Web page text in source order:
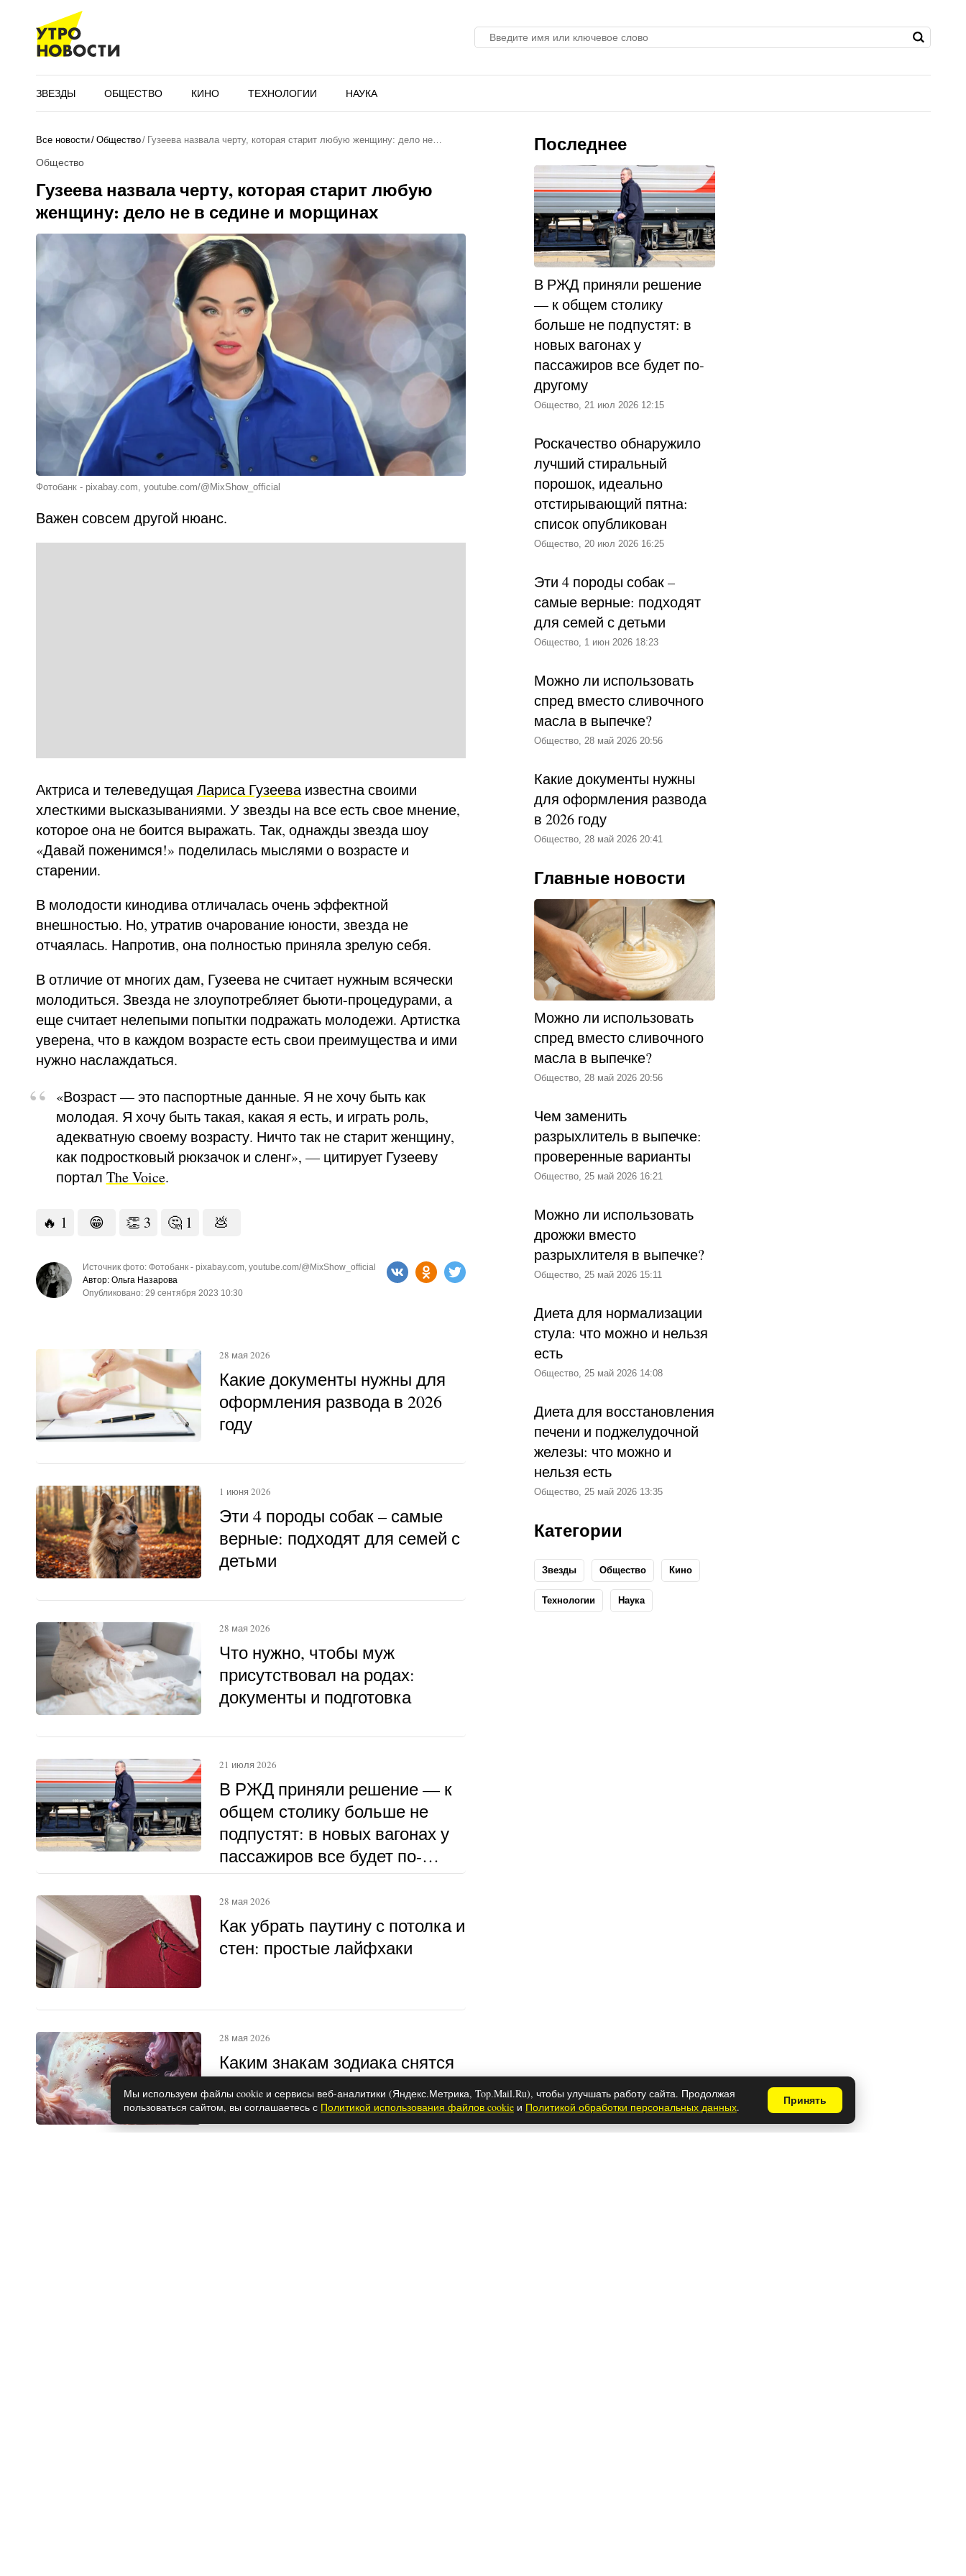
ЗВЕЗДЫ ОБЩЕСТВО КИНО ТЕХНОЛОГИИ НАУКА
Все новости Общество Гузеева назвала черту, которая старит любую женщину: дело не…
Общество
Гузеева назвала черту, которая старит любую
женщину: дело не в седине и морщинах
Фотобанк - pixabay.com, youtube.com/@MixShow_official
Важен совсем другой нюанс.
Актриса и телеведущая Лариса Гузееваизвестна своими
хлесткими высказываниями. У звезды на все есть свое мнение,
которое она не боится выражать. Так, однажды звезда шоу
«Давай поженимся!» поделилась мыслями о возрасте и
старении.
В молодости кинодива отличалась очень эффектной
внешностью. Но, утратив очарование юности, звезда не
отчаялась. Напротив, она полностью приняла зрелую себя.
В отличие от многих дам, Гузеева не считает нужным всячески
молодиться. Звезда не злоупотребляет бьюти-процедурами, а
еще считает нелепыми попытки подражать молодежи. Артистка
уверена, что в каждом возрасте есть свои преимущества и ими
нужно наслаждаться.
«Возраст — это паспортные данные. Я не хочу быть как
молодая. Я хочу быть такая, какая я есть, и играть роль,
адекватную своему возрасту. Ничто так не старит женщину,
как подростковый рюкзачок и сленг», — цитирует Гузееву
портал The Voice.
🔥 1 😁 👏 3 🤔 1 💩
Источник фото: Фотобанк - pixabay.com, youtube.com/@MixShow_official
Автор: Ольга Назарова
Опубликовано: 29 сентября 2023 10:30
Какие документы нужны для
оформления развода в 2026
году
28 мая 2026
Эти 4 породы собак – самые
верные: подходят для семей с
детьми
1 июня 2026
Что нужно, чтобы муж
присутствовал на родах:
документы и подготовка
28 мая 2026
В РЖД приняли решение — к
общем столику больше не
подпустят: в новых вагонах у
пассажиров все будет по-
другому
21 июля 2026
Как убрать паутину с потолка и
стен: простые лайфхаки
28 мая 2026
Каким знакам зодиака снятся
вещие сны
28 мая 2026
Последнее
В РЖД приняли решение
— к общем столику
больше не подпустят: в
новых вагонах у
пассажиров все будет по-
другому
Общество, 21 июл 2026 12:15
Роскачество обнаружило
лучший стиральный
порошок, идеально
отстирывающий пятна:
список опубликован
Общество, 20 июл 2026 16:25
Эти 4 породы собак –
самые верные: подходят
для семей с детьми
Общество, 1 июн 2026 18:23
Можно ли использовать
спред вместо сливочного
масла в выпечке?
Общество, 28 май 2026 20:56
Какие документы нужны
для оформления развода
в 2026 году
Общество, 28 май 2026 20:41
Главные новости
Можно ли использовать
спред вместо сливочного
масла в выпечке?
Общество, 28 май 2026 20:56
Чем заменить
разрыхлитель в выпечке:
проверенные варианты
Общество, 25 май 2026 16:21
Можно ли использовать
дрожжи вместо
разрыхлителя в выпечке?
Общество, 25 май 2026 15:11
Диета для нормализации
стула: что можно и нельзя
есть
Общество, 25 май 2026 14:08
Диета для восстановления
печени и поджелудочной
железы: что можно и
нельзя есть
Общество, 25 май 2026 13:35
Категории
Звезды Общество Кино
Технологии Наука
Мы используем файлы cookie и сервисы веб-аналитики (Яндекс.Метрика, Top.Mail.Ru), чтобы улучшать работу сайта. Продолжая
пользоваться сайтом, вы соглашаетесь с Политикой использования файлов cookie и Политикой обработки персональных данных. Принять